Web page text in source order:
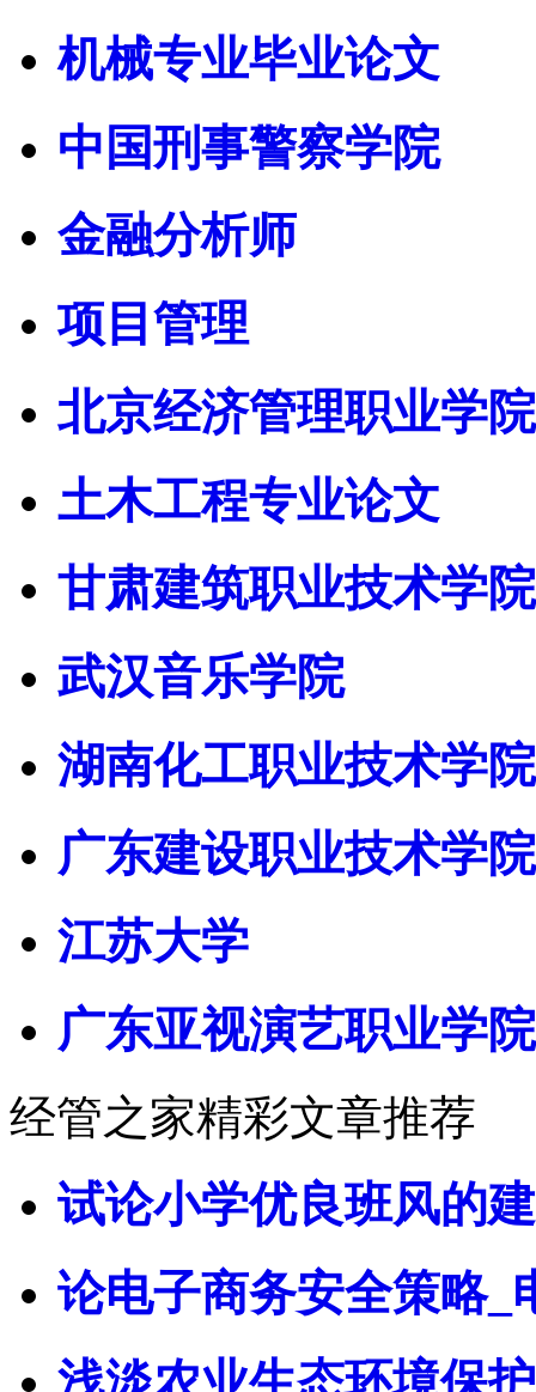
机械专业毕业论文
中国刑事警察学院
金融分析师
项目管理
北京经济管理职业学院
土木工程专业论文
甘肃建筑职业技术学院
武汉音乐学院
湖南化工职业技术学院
广东建设职业技术学院
江苏大学
广东亚视演艺职业学院
经管之家精彩文章推荐
试论小学优良班风的
论电子商务安全策略_